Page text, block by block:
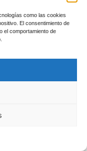
como las cookies
El consentimiento de
el comportamiento de